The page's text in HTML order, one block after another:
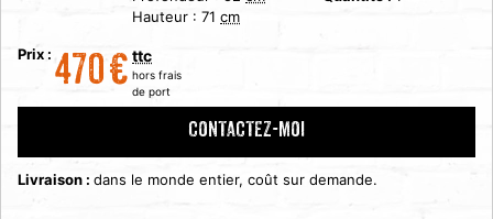
Hauteur : 71 cm
Prix : 470€ ttc
hors frais
de port
CONTACTEZ-MOI
Livraison : dans le monde entier, coût sur demande.